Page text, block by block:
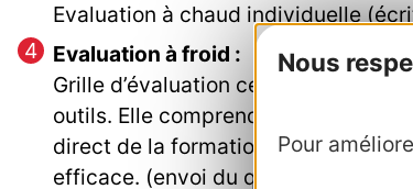
Nous
Pour
Evaluation à chaud individuelle
Evaluation à froid :
Grille d’évaluation centrée sur
outils. Elle comprendra des retours
direct de la formation sur les
efficace. (envoi du questionnaire